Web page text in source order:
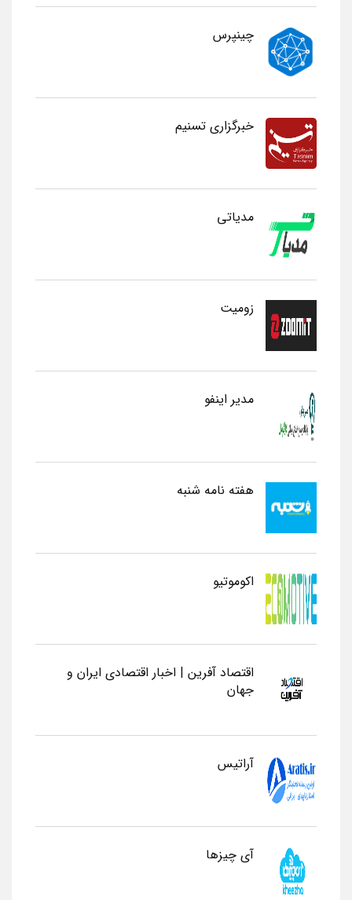
چینپرس
خبرگزاری تسنیم
مدیاتی
زومیت
مدیر اینفو
هفته نامه شنبه
اکوموتیو
اقتصاد آفرین | اخبار اقتصادی ایران و
جهان
آراتیس
آی چیزها